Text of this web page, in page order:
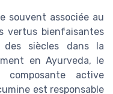
souvent associée au
vertus bienfaisantes
siècles dans la
en Ayurveda, le
active
est responsable